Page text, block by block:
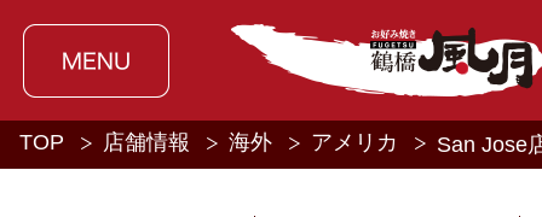
TOP 店舗情報 海外 アメリカ San Jose